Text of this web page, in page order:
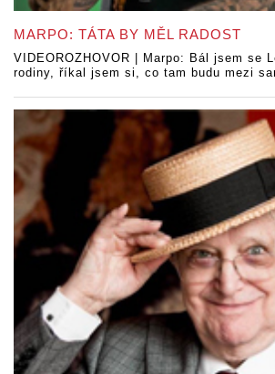
MARPO: TÁTA BY MĚL RADOST
VIDEOROZHOVOR | Marpo: Bál jsem se
rodiny, říkal jsem si, co tam budu mezi